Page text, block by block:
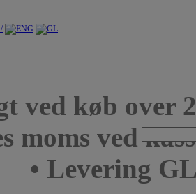
ved køb over
moms ved
• Levering